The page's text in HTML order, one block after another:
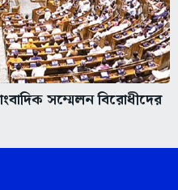
সম্মেলন বিরোধীদের